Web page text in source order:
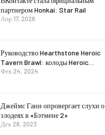
партнером Honkai: Star Rail
Апр 17, 2026
Руководство Hearthstone Heroic
Tavern Brawl: колоды Heroic…
Фев 24, 2024
Джеймс Ганн опровергает слухи о
злодеях в «Бэтмене 2»
Дек 28, 2023